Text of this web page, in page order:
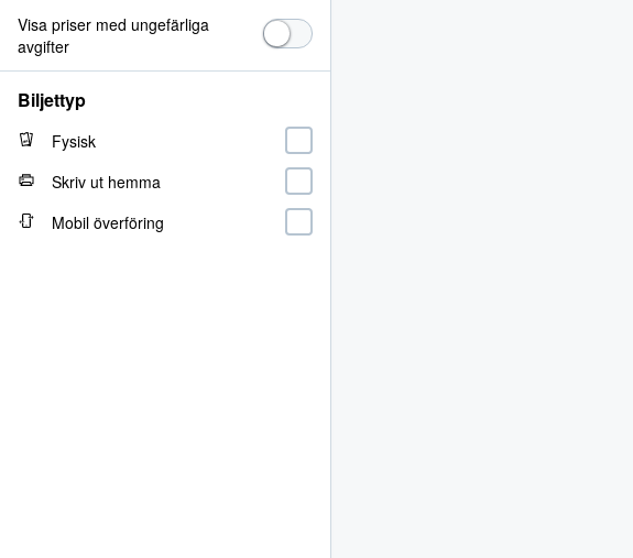
Visa priser med ungefärliga
avgifter
Biljettyp
Fysisk
Skriv ut hemma
Mobil överföring